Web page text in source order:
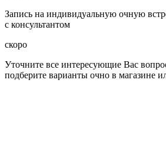
Запись на индивидуальную очную
с консультантом
скоро
Уточните все интересующие Вас
подберите варианты очно в магазине